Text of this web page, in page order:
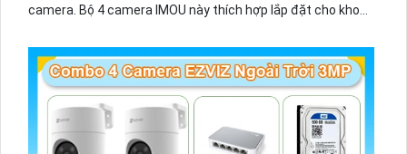
camera. Bộ 4 camera IMOU này thích hợp lắp đặt cho kho
trời.